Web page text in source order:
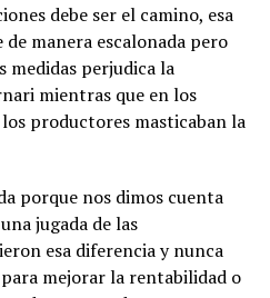
debe ser el camino, esa
manera escalonada pero
perjudica la
mientras que en los
productores masticaban la
porque nos dimos cuenta
jugada de las
esa diferencia y nunca
mejorar la rentabilidad o